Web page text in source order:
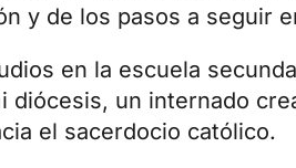
y de los pasos a seguir
en la escuela
un internado
el sacerdocio católico.